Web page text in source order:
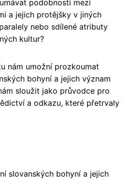
podobnosti mezi
a jejich protějšky v jiných
nebo sdílené atributy
kultur?
nám umožní prozkoumat
bohyní a jejich význam
sloužit jako průvodce pro
a odkazu, které přetrvaly
slovanských bohyní a jejich